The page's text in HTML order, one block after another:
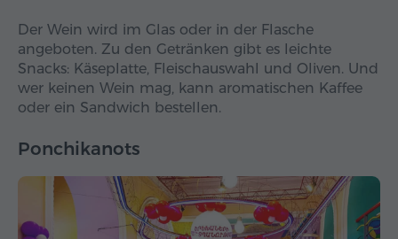
Der Wein wird im Glas oder in der Flasche
angeboten. Zu den Getränken gibt es leichte
Snacks: Käseplatte, Fleischauswahl und Oliven. Und
wer keinen Wein mag, kann aromatischen Kaffee
oder ein Sandwich bestellen.
Ponchikanots